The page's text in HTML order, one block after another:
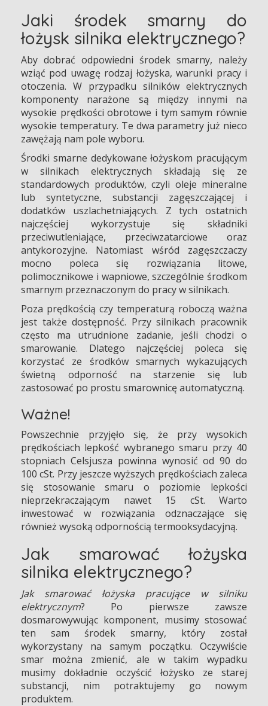
Jaki środek smarny do
łożysk silnika elektrycznego?
Aby dobrać odpowiedni środek smarny, należy
wziąć pod uwagę rodzaj łożyska, warunki pracy i
otoczenia. W przypadku silników elektrycznych
komponenty narażone są między innymi na
wysokie prędkości obrotowe i tym samym równie
wysokie temperatury. Te dwa parametry już nieco
zawężają nam pole wyboru.
Środki smarne dedykowane łożyskom pracującym
w silnikach elektrycznych składają się ze
standardowych produktów, czyli oleje mineralne
lub syntetyczne, substancji zagęszczającej i
dodatków uszlachetniających. Z tych ostatnich
najczęściej wykorzystuje się składniki
przeciwutleniające, przeciwzatarciowe oraz
antykorozyjne. Natomiast wśród zagęszczaczy
mocno poleca się rozwiązania litowe,
polimocznikowe i wapniowe, szczególnie środkom
smarnym przeznaczonym do pracy w silnikach.
Poza prędkością czy temperaturą roboczą ważna
jest także dostępność. Przy silnikach pracownik
często ma utrudnione zadanie, jeśli chodzi o
smarowanie. Dlatego najczęściej poleca się
korzystać ze środków smarnych wykazujących
świetną odporność na starzenie się lub
zastosować po prostu smarownicę automatyczną.
Ważne!
Powszechnie przyjęło się, że przy wysokich
prędkościach lepkość wybranego smaru przy 40
stopniach Celsjusza powinna wynosić od 90 do
100 cSt. Przy jeszcze wyższych prędkościach zaleca
się stosowanie smaru o poziomie lepkości
nieprzekraczającym nawet 15 cSt. Warto
inwestować w rozwiązania odznaczające się
również wysoką odpornością termooksydacyjną.
Jak smarować łożyska
silnika elektrycznego?
Jak smarować łożyska pracujące w silniku
elektrycznym? Po pierwsze zawsze
dosmarowywując komponent, musimy stosować
ten sam środek smarny, który został
wykorzystany na samym początku. Oczywiście
smar można zmienić, ale w takim wypadku
musimy dokładnie oczyścić łożysko ze starej
substancji, nim potraktujemy go nowym
produktem.